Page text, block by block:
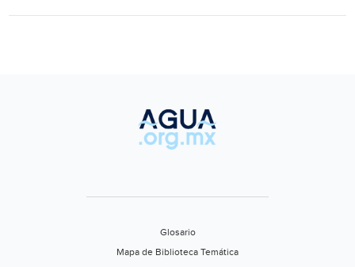
sostenibles
en
América
Glosario
Mapa de Biblioteca Temática